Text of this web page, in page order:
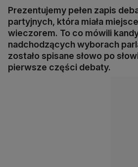
Prezentujemy pełen zapis
partyjnych, która miała
wieczorem. To co mówili
nadchodzących wyborach
zostało spisane słowo po
pierwsze części debaty.